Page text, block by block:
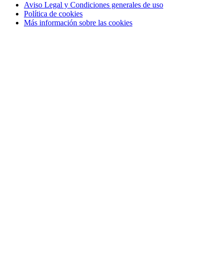
Aviso Legal y Condiciones generales de uso
Política de cookies
Más información sobre las cookies